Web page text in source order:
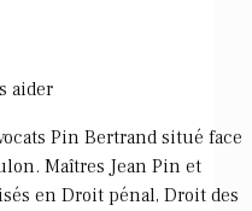
aider
Pin Bertrand situé face
Maîtres Jean Pin et
en Droit pénal, Droit des